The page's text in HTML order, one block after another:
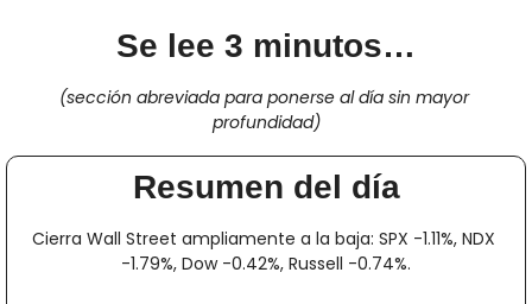
Se lee 3 minutos…
(sección abreviada para ponerse al día sin mayor
profundidad)
Resumen del día
Cierra Wall Street ampliamente a la baja: SPX -1.11%, NDX
-1.79%, Dow -0.42%, Russell -0.74%.